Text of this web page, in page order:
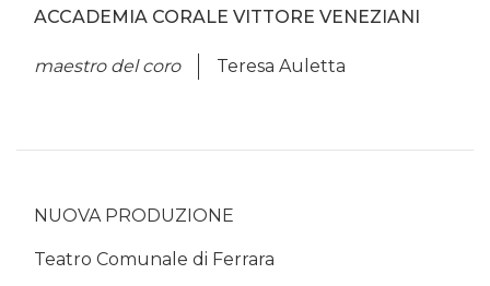
ACCADEMIA CORALE VITTORE VENEZIANI
maestro del coro Teresa Auletta
NUOVA PRODUZIONE
Teatro Comunale di Ferrara